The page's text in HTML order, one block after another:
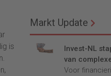
is
Markt Update
Invest-NL
van
Voor